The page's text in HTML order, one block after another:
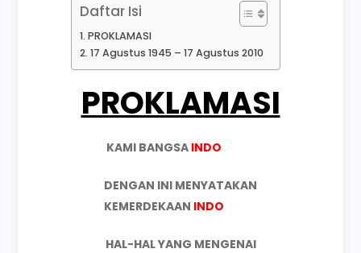
Daftar Isi
PROKLAMASI
17 Agustus 1945 – 17 Agustus 2010
PROKLAMASI
KAMI BANGSA INDO
DENGAN INI MENYATAKAN
KEMERDEKAAN INDO
HAL-HAL YANG MENGENAI